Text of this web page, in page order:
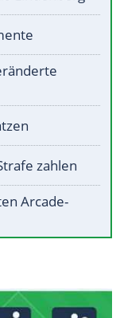
zahlen
Arcade-